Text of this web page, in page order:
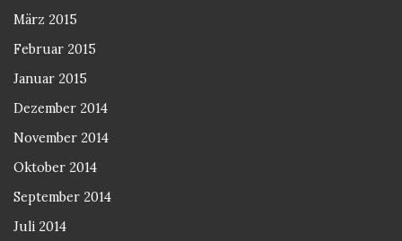
März 2015
Februar 2015
Januar 2015
Dezember 2014
November 2014
Oktober 2014
September 2014
Juli 2014